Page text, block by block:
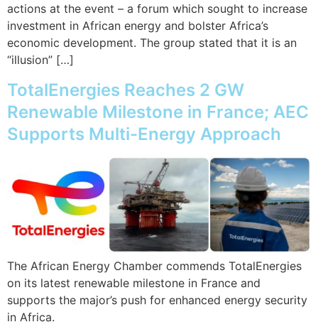
actions at the event – a forum which sought to increase
investment in African energy and bolster Africa’s
economic development. The group stated that it is an
“illusion” […]
TotalEnergies Reaches 2 GW
Renewable Milestone in France; AEC
Supports Multi-Energy Approach
The African Energy Chamber commends TotalEnergies
on its latest renewable milestone in France and
supports the major’s push for enhanced energy security
in Africa.